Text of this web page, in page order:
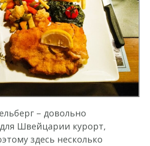
– довольно
Швейцарии курорт,
здесь несколько